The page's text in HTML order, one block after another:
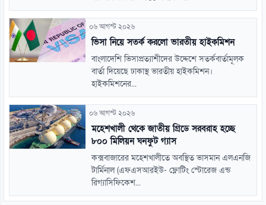
০৬ আগস্ট ২০২৬
ভিসা নিয়ে সতর্ক করলো ভারতীয় হাইকমিশন
বাংলাদেশি ভিসাপ্রত্যাশীদের উদ্দেশে সতর্কবার্তামূলক
বার্তা দিয়েছে ঢাকাস্থ ভারতীয় হাইকমিশন।
হাইকমিশনের...
০৬ আগস্ট ২০২৬
মহেশখালী থেকে জাতীয় গ্রিডে সরবরাহ হচ্ছে
৮০০ মিলিয়ন ঘনফুট গ্যাস
কক্সবাজারের মহেশখালীতে অবস্থিত ভাসমান এলএনজি
টার্মিনাল (এফএসআরইউ- ফ্লোটিং স্টোরেজ এন্ড
রিগ্যাসিফিকেশ...